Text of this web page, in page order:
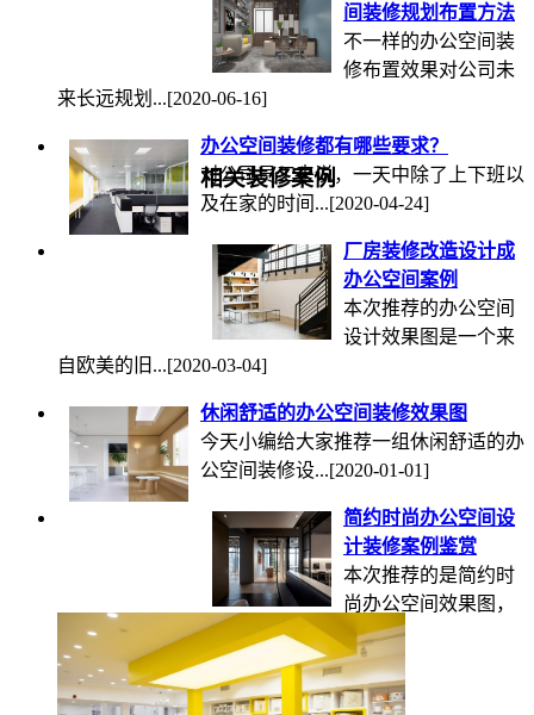
间装修规划布置方法
不一样的办公空间装
修布置效果对公司未
来长远规划...[2020-06-16]
办公空间装修都有哪些要求？
对公司员工来说，一天中除了上下班以
及在家的时间...[2020-04-24]
厂房装修改造设计成
办公空间案例
本次推荐的办公空间
设计效果图是一个来
自欧美的旧...[2020-03-04]
休闲舒适的办公空间装修效果图
今天小编给大家推荐一组休闲舒适的办
公空间装修设...[2020-01-01]
简约时尚办公空间设
计装修案例鉴赏
本次推荐的是简约时
尚办公空间效果图，
整体空间设...
[2019-12-25]
相关装修案例